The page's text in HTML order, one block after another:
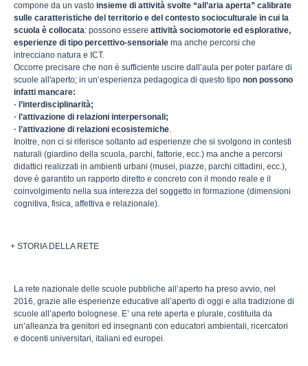
compone da un vasto insieme di attività svolte “all’aria aperta” calibrate
sulle caratteristiche del territorio e del contesto socioculturale in cui la
scuola è collocata: possono essere attività sociomotorie ed esplorative,
esperienze di tipo percettivo-sensoriale ma anche percorsi che
intrecciano natura e ICT.
Occorre precisare che non è sufficiente uscire dall’aula per poter parlare di
scuole all'aperto; in un’esperienza pedagogica di questo tipo non possono
infatti mancare:
· l’interdisciplinarità;
· l’attivazione di relazioni interpersonali;
· l’attivazione di relazioni ecosistemiche.
Inoltre, non ci si riferisce soltanto ad esperienze che si svolgono in contesti
naturali (giardino della scuola, parchi, fattorie, ecc.) ma anche a percorsi
didattici realizzati in ambienti urbani (musei, piazze, parchi cittadini, ecc.),
dove è garantito un rapporto diretto e concreto con il mondo reale e il
coinvolgimento nella sua interezza del soggetto in formazione (dimensioni
cognitiva, fisica, affettiva e relazionale).
+ STORIA DELLA RETE
La rete nazionale delle scuole pubbliche all’aperto ha preso avvio, nel
2016, grazie alle esperienze educative all’aperto di oggi e alla tradizione di
scuole all’aperto bolognese. E’ una rete aperta e plurale, costituita da
un’alleanza tra genitori ed insegnanti con educatori ambientali, ricercatori
e docenti universitari, italiani ed europei.